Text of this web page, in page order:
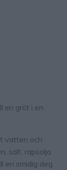
en gröt i en
vatten och
salt, rapsolja
en smidig deg